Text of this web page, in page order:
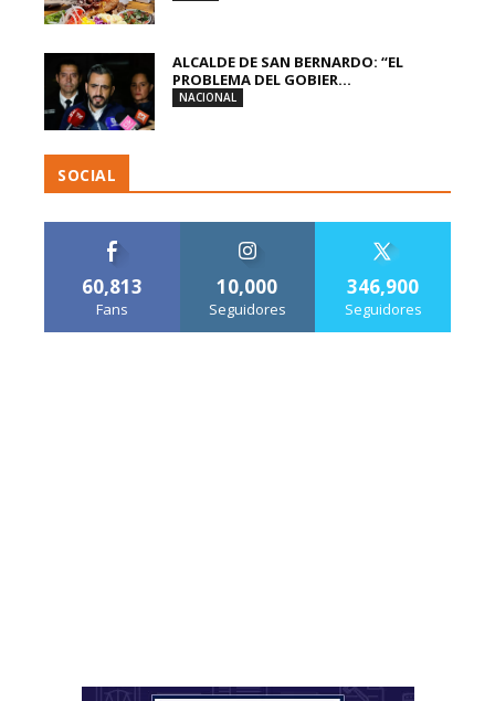
ALCALDE DE SAN BERNARDO: “EL
PROBLEMA DEL GOBIER...
NACIONAL
SOCIAL
60,813
Fans
10,000
Seguidores
346,900
Seguidores